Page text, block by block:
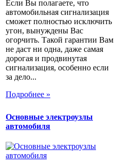
Если Вы полагаете, что
автомобильная сигнализация
сможет полностью исключить
угон, вынуждены Вас
огорчить. Такой гарантии Вам
не даст ни одна, даже самая
дорогая и продвинутая
сигнализация, особенно если
за дело...
Подробнее »
Основные электроузлы
автомобиля